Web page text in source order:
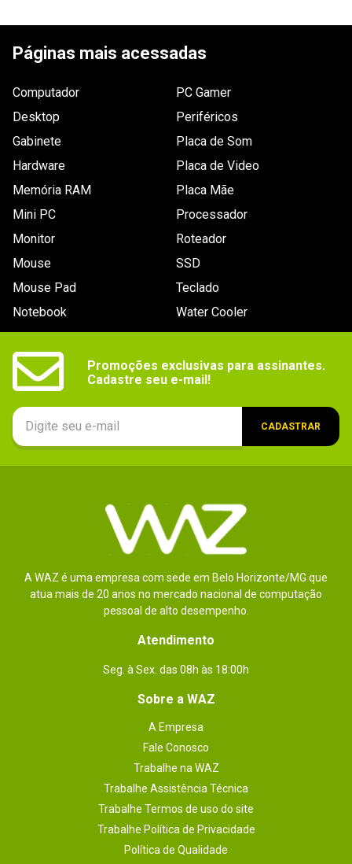
Dimensões Não especificada.
informações
- Velocidade de gravação: 3 MB/s.
ESCREVER AVALIAÇÃO
Páginas mais acessadas
Computador
Desktop
Gabinete
Hardware
Memória RAM
Mini PC
Monitor
Mouse
Mouse Pad
Notebook
PC Gamer
Periféricos
Placa de Som
Placa de Video
Placa Mãe
Processador
Roteador
SSD
Teclado
Water Cooler
Promoções exclusivas para assinantes.
Cadastre seu e-mail!
CADASTRAR
A WAZ é uma empresa com sede em Belo Horizonte/MG que
atua mais de 20 anos no mercado nacional de computação
pessoal de alto desempenho.
Atendimento
Seg. à Sex. das 08h às 18:00h
Sobre a WAZ
A Empresa
Fale Conosco
Trabalhe na WAZ
Trabalhe Assistência Técnica
Trabalhe Termos de uso do site
Trabalhe Política de Privacidade
Política de Qualidade